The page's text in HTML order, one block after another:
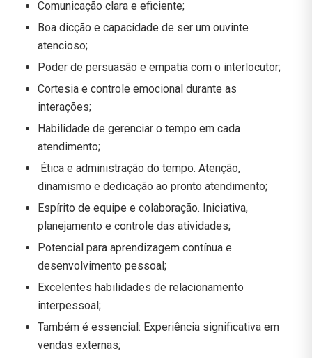
Comunicação clara e eficiente;
Boa dicção e capacidade de ser um ouvinte
atencioso;
Poder de persuasão e empatia com o interlocutor;
Cortesia e controle emocional durante as
interações;
Habilidade de gerenciar o tempo em cada
atendimento;
Ética e administração do tempo. Atenção,
dinamismo e dedicação ao pronto atendimento;
Espírito de equipe e colaboração. Iniciativa,
planejamento e controle das atividades;
Potencial para aprendizagem contínua e
desenvolvimento pessoal;
Excelentes habilidades de relacionamento
interpessoal;
Também é essencial: Experiência significativa em
vendas externas;